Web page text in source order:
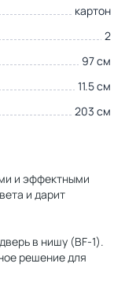
картон
2
97 см
11.5 см
203 см
и эффектными
и дарит
в нишу (BF-1).
решение для